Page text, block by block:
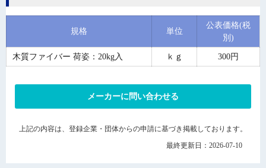
規格 単位
公表価格(税
別)
木質ファイバー 荷姿：20kg入
ｋｇ 300円
メーカーに問い合わせる
上記の内容は、登録企業・団体からの申請に基づき掲載しております。
最終更新日：2026-07-10